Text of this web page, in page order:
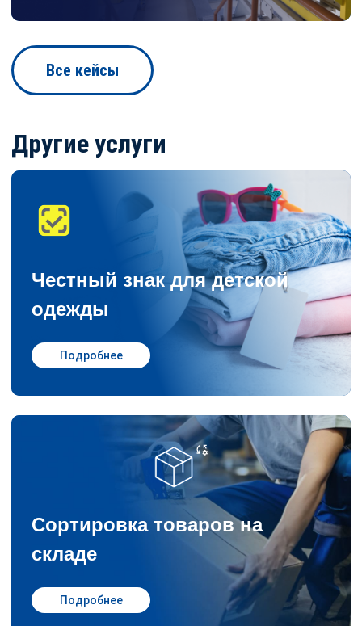
Все кейсы
Другие услуги
Честный знак для детской
одежды
Подробнее
Сортировка товаров на
складе
Подробнее